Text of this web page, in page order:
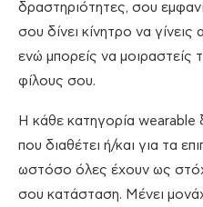
δραστηριότητες, σου
σου δίνει κίνητρο να
ενώ μπορείς να μοιραστείς
φίλους σου.
Η κάθε κατηγορία wearable
που διαθέτει ή/και για τα
ωστόσο όλες έχουν ως
σου κατάσταση. Μένει